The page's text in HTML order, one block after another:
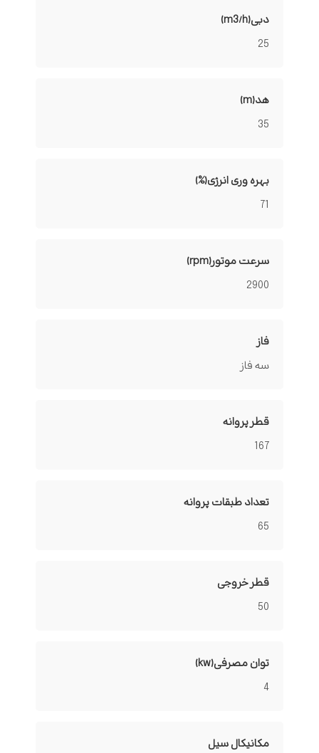
دبی(m3/h)
25
هد(m)
35
بهره وری انرژی(%)
71
سرعت موتور(rpm)
2900
فاز
سه فاز
قطر پروانه
167
تعداد طبقات پروانه
65
قطر خروجی
50
توان مصرفی(kw)
4
مکانیکال سیل